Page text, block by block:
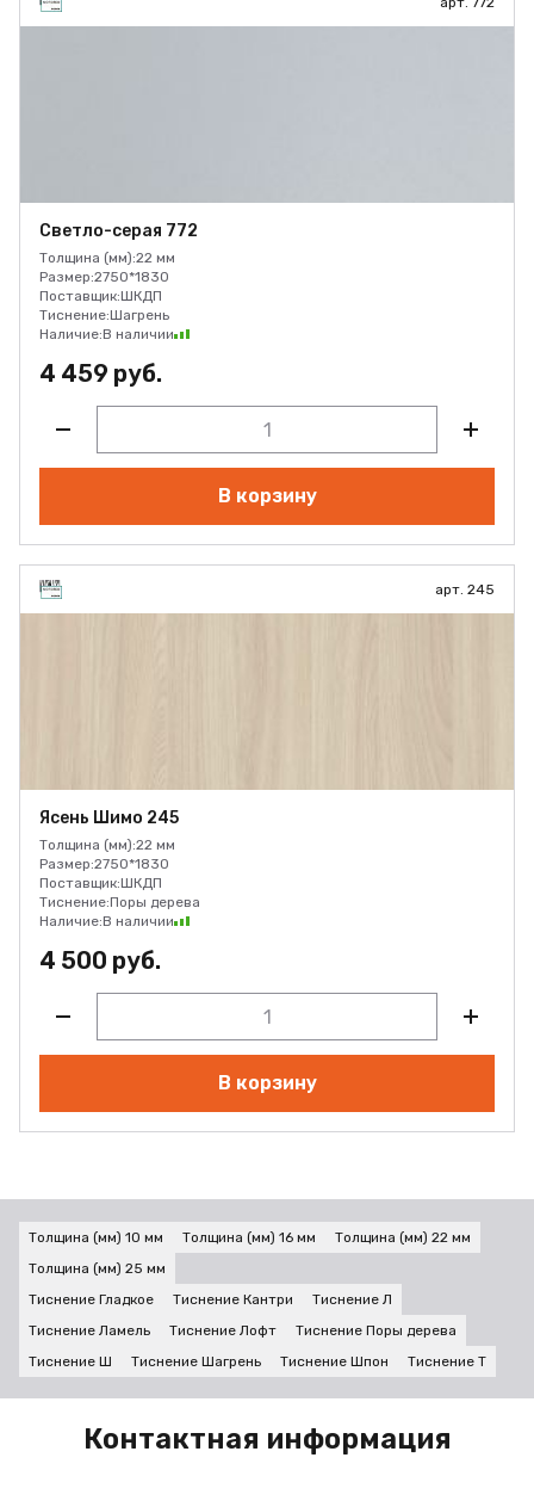
Светло-серая 772
Толщина (мм):22 мм
Размер:2750*1830
Поставщик:ШКДП
Тиснение:Шагрень
Наличие:В наличии
4 459 руб.
В корзину
арт. 245
Ясень Шимо 245
Толщина (мм):22 мм
Размер:2750*1830
Поставщик:ШКДП
Тиснение:Поры дерева
Наличие:В наличии
4 500 руб.
В корзину
Тиснение Гладкое Тиснение Кантри
Тиснение Л
Тиснение Ламель
Тиснение Лофт
Тиснение Поры дерева
Тиснение Ш
Тиснение Шагрень Тиснение Шпон Тиснение Т
Толщина (мм) 10 мм Толщина (мм) 16 мм
Толщина (мм) 22 мм
Толщина (мм) 25 мм
Контактная информация